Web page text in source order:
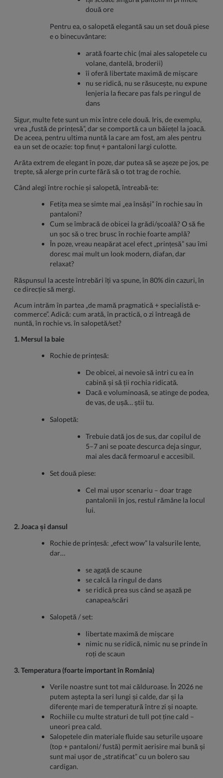
două ore
Pentru ea, o salopetă elegantă sau un set două piese
e o binecuvântare:
arată foarte chic (mai ales salopetele cu
volane, dantelă, broderii)
îi oferă libertate maximă de mișcare
nu se ridică, nu se răsucește, nu expune
lenjeria la fiecare pas fals pe ringul de
dans
Sigur, multe fete sunt un mix între cele două. Iris, de exemplu,
vrea „fustă de prințesă”, dar se comportă ca un băiețel la joacă.
De aceea, pentru ultima nuntă la care am fost, am ales pentru
ea un set de ocazie: top finuț + pantaloni largi culotte.
Arăta extrem de elegant în poze, dar putea să se așeze pe jos, pe
trepte, să alerge prin curte fără să o tot trag de rochie.
Când alegi între rochie și salopetă, întreabă-te:
Fetița mea se simte mai „ea însăși” în rochie sau în
pantaloni?
Cum se îmbracă de obicei la grădi/școală? O să fie
un șoc să o trec brusc în rochie foarte amplă?
În poze, vreau neapărat acel efect „prințesă” sau îmi
doresc mai mult un look modern, diafan, dar
relaxat?
Răspunsul la aceste întrebări îți va spune, în 80% din cazuri, în
ce direcție să mergi.
Acum intrăm în partea „de mamă pragmatică + specialistă e-
commerce”. Adică: cum arată, în practică, o zi întreagă de
nuntă, în rochie vs. în salopetă/set?
1. Mersul la baie
Rochie de prințesă:
De obicei, ai nevoie să intri cu ea în
cabină și să ții rochia ridicată.
Dacă e voluminoasă, se atinge de podea,
de vas, de ușă… știi tu.
Salopetă:
Trebuie dată jos de sus, dar copilul de
5–7 ani se poate descurca deja singur,
mai ales dacă fermoarul e accesibil.
Set două piese:
Cel mai ușor scenariu – doar trage
pantalonii în jos, restul rămâne la locul
lui.
2. Joaca și dansul
Rochie de prințesă: „efect wow” la valsurile lente,
dar…
se agață de scaune
se calcă la ringul de dans
se ridică prea sus când se așază pe
canapea/scări
Salopetă / set:
libertate maximă de mișcare
nimic nu se ridică, nimic nu se prinde în
roți de scaun
3. Temperatura (foarte important în România)
Verile noastre sunt tot mai călduroase. În 2026 ne
putem aștepta la seri lungi și calde, dar și la
diferențe mari de temperatură între zi și noapte.
Rochiile cu multe straturi de tull pot ține cald –
uneori prea cald.
Salopetele din materiale fluide sau seturile ușoare
(top + pantaloni/ fustă) permit aerisire mai bună și
sunt mai ușor de „stratificat” cu un bolero sau
cardigan.